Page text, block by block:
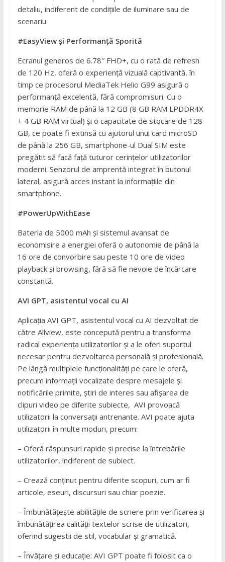
detaliu, indiferent de condițiile de iluminare sau de
scenariu.
#EasyView și Performanță Sporită
Ecranul generos de 6.78″ FHD+, cu o rată de refresh
de 120 Hz, oferă o experiență vizuală captivantă, în
timp ce procesorul MediaTek Helio G99 asigură o
performanță excelentă, fără compromisuri. Cu o
memorie RAM de până la 12 GB (8 GB RAM LPDDR4X
+ 4 GB RAM virtual) și o capacitate de stocare de 128
GB, ce poate fi extinsă cu ajutorul unui card microSD
de până la 256 GB, smartphone-ul Dual SIM este
pregătit să facă față tuturor cerințelor utilizatorilor
moderni. Senzorul de amprentă integrat în butonul
lateral, asigură acces instant la informațiile din
smartphone.
#PowerUpWithEase
Bateria de 5000 mAh și sistemul avansat de
economisire a energiei oferă o autonomie de până la
16 ore de convorbire sau peste 10 ore de video
playback și browsing, fără să fie nevoie de încărcare
constantă.
AVI GPT, asistentul vocal cu AI
Aplicația AVI GPT, asistentul vocal cu AI dezvoltat de
către Allview, este concepută pentru a transforma
radical experiența utilizatorilor și a le oferi suportul
necesar pentru dezvoltarea personală și profesională.
Pe lângă multiplele funcționalități pe care le oferă,
precum informații vocalizate despre mesajele și
notificările primite, știri de interes sau afișarea de
clipuri video pe diferite subiecte, AVI provoacă
utilizatorii la conversații antrenante. AVI poate ajuta
utilizatorii în multe moduri, precum:
– Oferă răspunsuri rapide și precise la întrebările
utilizatorilor, indiferent de subiect.
– Crează conținut pentru diferite scopuri, cum ar fi
articole, eseuri, discursuri sau chiar poezie.
– Îmbunătățește abilitățile de scriere prin verificarea și
îmbunătățirea calității textelor scrise de utilizatori,
oferind sugestii de stil, vocabular și gramatică.
– Învățare și educație: AVI GPT poate fi folosit ca o